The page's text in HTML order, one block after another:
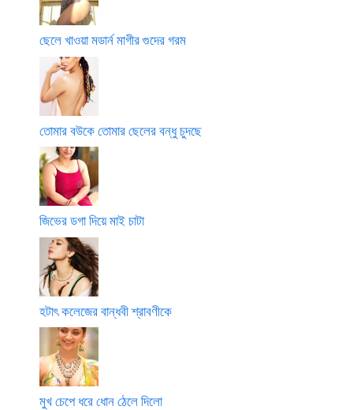
ছেলে খাওয়া মডার্ন মাগীর গুদের গরম
তোমার বউকে তোমার ছেলের বন্ধু চুদছে
জিভের ডগা দিয়ে মাই চাটা
হটাৎ কলেজের বান্ধবী শ্রাবণীকে
মুখ চেপে ধরে ধোন ঠেলে দিলো